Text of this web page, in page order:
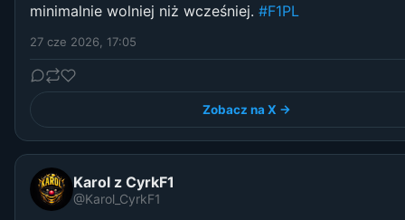
minimalnie wolniej niż wcześniej. #F1PL
27 cze 2026, 17:05
Zobacz na X →
Karol z CyrkF1
@Karol_CyrkF1